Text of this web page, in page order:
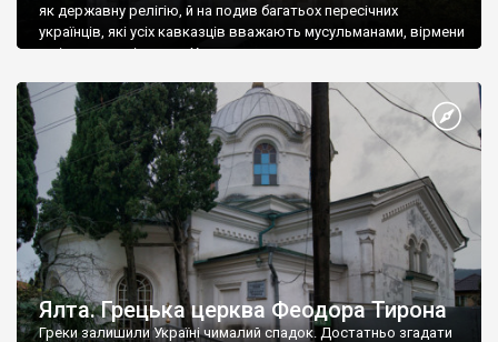
як державну релігію, й на подив багатьох пересічних
українців, які усіх кавказців вважають мусульманами, вірмени
є відданими вірянами Христа
Ялта. Грецька церква Феодора Тирона
Греки залишили Україні чималий спадок. Достатньо згадати